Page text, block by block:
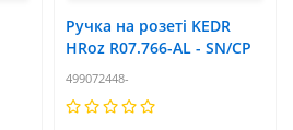
Ручка на розеті KEDR
HRoz R07.766-AL - SN/CP
499072448-